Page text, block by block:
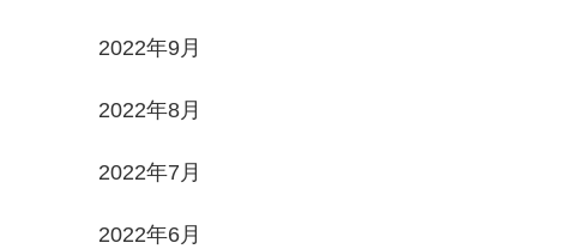
2022年9月
2022年8月
2022年7月
2022年6月